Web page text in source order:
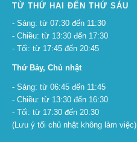
TỪ THỨ HAI ĐẾN THỨ SÁU
- Sáng: từ 07:30 đến 11:30
- Chiều: từ 13:30 đến 17:30
- Tối: từ 17:45 đến 20:45
Thứ Bảy, Chủ nhật
- Sáng: từ 06:45 đến 11:45
- Chiều: từ 13:30 đến 16:30
- Tối: từ 17:30 đến 20:30
(Lưu ý tối chủ nhật không làm việc)